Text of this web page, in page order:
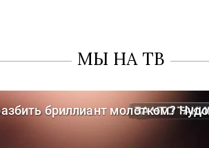
МЫ НА ТВ